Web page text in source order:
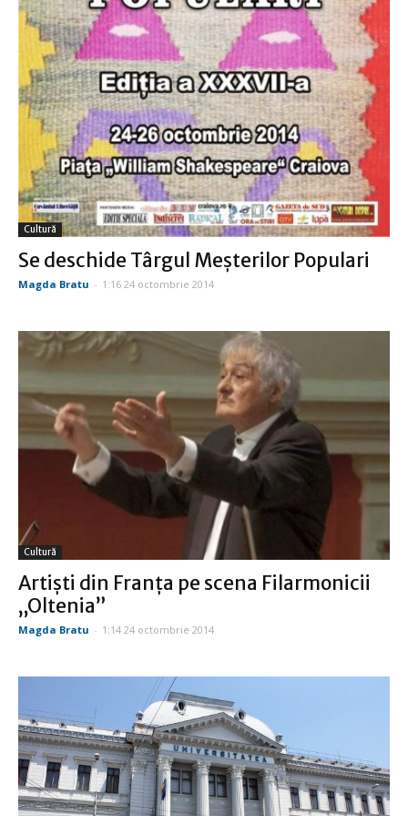
Cultură
Se deschide Târgul Meşterilor Populari
Magda Bratu - 1:16 24 octombrie 2014
Cultură
Artiști din Franța pe scena Filarmonicii
„Oltenia”
Magda Bratu - 1:14 24 octombrie 2014